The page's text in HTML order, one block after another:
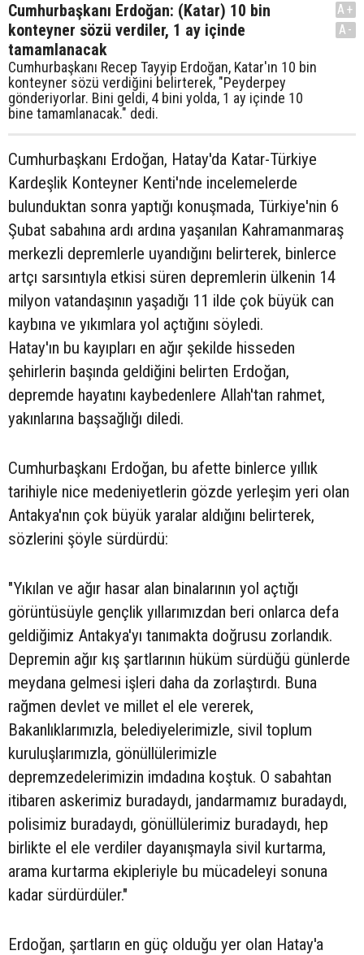
Cumhurbaşkanı Erdoğan: (Katar) 10 bin
konteyner sözü verdiler, 1 ay içinde
tamamlanacak
Cumhurbaşkanı Recep Tayyip Erdoğan, Katar'ın 10 bin
konteyner sözü verdiğini belirterek, "Peyderpey
gönderiyorlar. Bini geldi, 4 bini yolda, 1 ay içinde 10
bine tamamlanacak." dedi.
A+
A-
Cumhurbaşkanı Erdoğan, Hatay'da Katar-Türkiye
Kardeşlik Konteyner Kenti'nde incelemelerde
bulunduktan sonra yaptığı konuşmada, Türkiye'nin 6
Şubat sabahına ardı ardına yaşanılan Kahramanmaraş
merkezli depremlerle uyandığını belirterek, binlerce
artçı sarsıntıyla etkisi süren depremlerin ülkenin 14
milyon vatandaşının yaşadığı 11 ilde çok büyük can
kaybına ve yıkımlara yol açtığını söyledi.
Hatay'ın bu kayıpları en ağır şekilde hisseden
şehirlerin başında geldiğini belirten Erdoğan,
depremde hayatını kaybedenlere Allah'tan rahmet,
yakınlarına başsağlığı diledi.
Cumhurbaşkanı Erdoğan, bu afette binlerce yıllık
tarihiyle nice medeniyetlerin gözde yerleşim yeri olan
Antakya'nın çok büyük yaralar aldığını belirterek,
sözlerini şöyle sürdürdü:
"Yıkılan ve ağır hasar alan binalarının yol açtığı
görüntüsüyle gençlik yıllarımızdan beri onlarca defa
geldiğimiz Antakya'yı tanımakta doğrusu zorlandık.
Depremin ağır kış şartlarının hüküm sürdüğü günlerde
meydana gelmesi işleri daha da zorlaştırdı. Buna
rağmen devlet ve millet el ele vererek,
Bakanlıklarımızla, belediyelerimizle, sivil toplum
kuruluşlarımızla, gönüllülerimizle
depremzedelerimizin imdadına koştuk. O sabahtan
itibaren askerimiz buradaydı, jandarmamız buradaydı,
polisimiz buradaydı, gönüllülerimiz buradaydı, hep
birlikte el ele verdiler dayanışmayla sivil kurtarma,
arama kurtarma ekipleriyle bu mücadeleyi sonuna
kadar sürdürdüler."
Erdoğan, şartların en güç olduğu yer olan Hatay'a